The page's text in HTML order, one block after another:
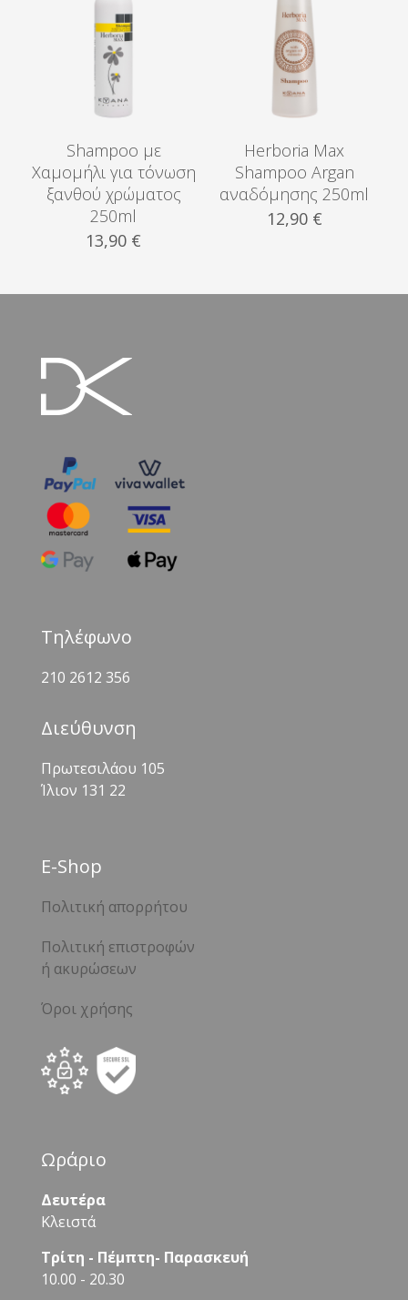
Shampoo με
Χαμομήλι για τόνωση
ξανθού χρώματος
250ml
13,90 €
Herboria Max
Shampoo Argan
αναδόμησης 250ml
12,90 €
Τηλέφωνο
210 2612 356
Διεύθυνση
Πρωτεσιλάου 105
Ίλιον 131 22
Ε-Shop
Πολιτική απορρήτου
Πολιτική επιστροφών
ή ακυρώσεων
Όροι χρήσης
Ωράριο
Δευτέρα
Κλειστά
Τρίτη - Πέμπτη- Παρασκευή
10.00 - 20.30